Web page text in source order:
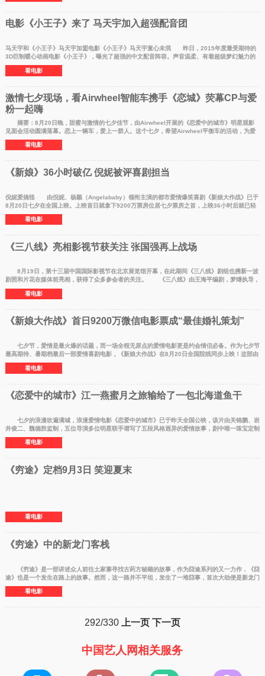
电影《小王子》来了 马天宇加入超强配音团
马天宇和《小王子》马天宇加盟电影《小王子》马天宇童心未泯 昨日，2015年度最受期待的
3D巨制暖心动画电影《小王子》，曝光了超强的中文配音阵容。声音温柔、有着超级梦幻魅力的
马天宇也加入了
看电影
激情七夕现场，看Airwheel智能车携手《恋城》荧幕CP与爱
粉一起嗨
摘要：8月20日晚，甜蜜与激情的七夕佳节，由Airwheel开展的《恋爱中的城市》明星观影
见面会活动圆满落幕。恋上一辆车，爱上一群人。这个七夕，希望Airwheel平衡车的活动，为爱
粉们留下了最美好
看电影
《新娘》36小时破亿 倪妮被评喜剧担当
倪妮爱搞怪 由倪妮、杨颖（Angelababy）领衔主演的都市爱情爆笑喜剧《新娘大作战》已于
8月20日七夕在全国上映。上映首日就拿下9200万票房位居七夕票房之首，上映36小时后就已轻
松过亿。目前影片
看电影
《三八线》亮相影视节获关注 张国强再上战场
8月19日，第十三届中国国际影视节在北京展览馆开幕，在此期间《三八线》剧组也携新一波
剧照和片花在媒体前亮相，获得了众多参会者的关注。 《三八线》由王海平编剧，梦继执导，
艺术总监李洋
看电影
《新娘大作战》首日9200万微信电影票成“最佳婚礼策划”
七夕节，爱情是最火爆的话题，而一场全程无尿点的爱情电影更是约会情侣必备。作为七夕节
最高期待、暑期档最后一部爱情喜剧电影，《新娘大作战》在8月20日全国院线同步上映！这部由
倪妮、Angela
看电影
《恋爱中的城市》江一燕蜜月之旅输给了一包北海道鱼干
七夕的浪漫吹遍满城，浪漫爱情电影《恋爱中的城市》已于昨天全国公映，该片由关锦鹏、岩
井俊二、魏德胜监制，五位导演多位明星联手谱写了五段风格迥异的爱情故事，剧中唯一珠宝定制
品牌BLOVES
看电影
《穷途》定档9月3日 笑迎夏末
看电影
《穷途》中的新龙门客栈
《穷途》是一部讲述众人前往土家寨寻找古药方秘籍的故事，作为囧途系列的又一力作，《囧
途》也是一个发生在路上的故事。然而，这一路并不平坦，发生了一堆囧事，首次大劫便是新龙门
客栈中双胞
看电影
292/330 上一页 下一页
中国艺人网相关服务